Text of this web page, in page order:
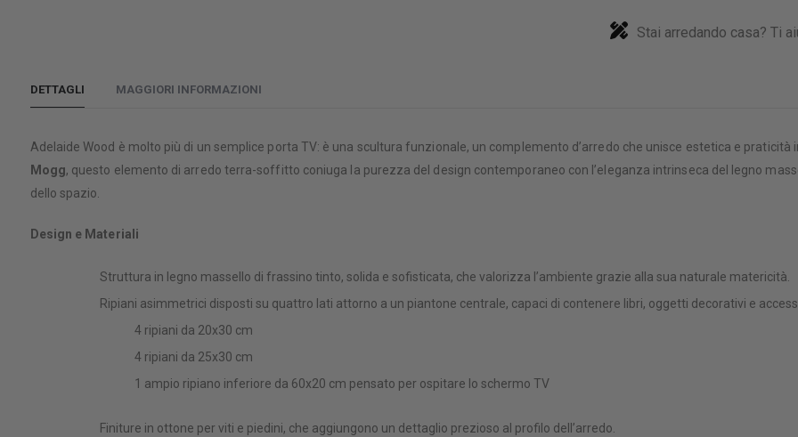
Stai arredando casa? Ti
DETTAGLI
Adelaide Wood è molto più di un semplice porta TV: è una scultura funzionale, un complemento d’arredo che unisce estetica e praticità
Mogg, questo elemento di arredo terra-soffitto coniuga la purezza del design contemporaneo con l’eleganza intrinseca del legno
dello spazio.
Design e Materiali
Struttura in legno massello di frassino tinto, solida e sofisticata, che valorizza l’ambiente grazie alla sua naturale matericità.
Ripiani asimmetrici disposti su quattro lati attorno a un piantone centrale, capaci di contenere libri, oggetti decorativi e
4 ripiani da 20x30 cm
4 ripiani da 25x30 cm
1 ampio ripiano inferiore da 60x20 cm pensato per ospitare lo schermo TV
Finiture in ottone per viti e piedini, che aggiungono un dettaglio prezioso al profilo dell’arredo.
MAGGIORI INFORMAZIONI